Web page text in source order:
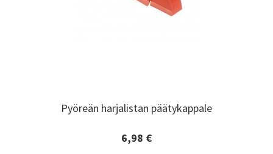
Pyöreän harjalistan päätykappale
6,98 €
Pyöreän harjalistan päätykappale
Lisätiedot ja tilaaminen